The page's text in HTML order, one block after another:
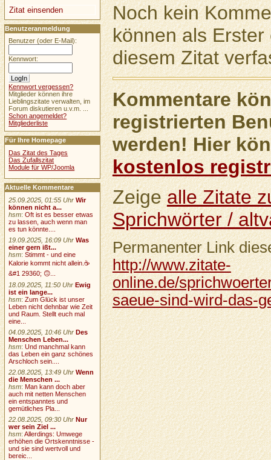
Noch kein
können als
diesem Zitat
Kommentare
registrierten
werden! Hier
kostenlos
Zeigealle Zitate
Sprichwörter /
Permanenter Link
http://www.zitate-
online.de/
saeue-sind-wird-das-
Zitat einsenden
Benutzeranmeldung
Benutzer (oder E-Mail):
Kennwort:
Kennwort vergessen?
Mitglieder können ihre
Lieblingszitate verwalten, im
Forum diskutieren u.v.m. ...
Schon angemeldet?
Mitgliederliste
Für Ihre Homepage
Das Zitat des Tages
Das Zufallszitat
Module für WP/Joomla
Aktuelle Kommentare
25.09.2025, 01:55 Uhr Wir
können nicht a...
hsm:Oft ist es besser etwas
zu lassen, auch wenn man
es tun könnte....
19.09.2025, 16:09 Uhr Was
einer gern ißt...
hsm:Stimmt - und eine
Kalorie kommt nicht allein.☕
&#1 29360; 🙃...
18.09.2025, 11:50 Uhr Ewig
ist ein lange...
hsm:Zum Glück ist unser
Leben nicht dehnbar wie Zeit
und Raum. Stellt euch mal
eine...
04.09.2025, 10:46 Uhr Des
Menschen Leben...
hsm:Und manchmal kann
das Leben ein ganz schönes
Arschloch sein....
22.08.2025, 13:49 Uhr Wenn
die Menschen ...
hsm:Man kann doch aber
auch mit netten Menschen
ein entspanntes und
gemütliches Pla...
22.08.2025, 09:30 Uhr Nur
wer sein Ziel ...
hsm:Allerdings: Umwege
erhöhen die Ortskenntnisse -
und sie sind wertvoll und
bereic...